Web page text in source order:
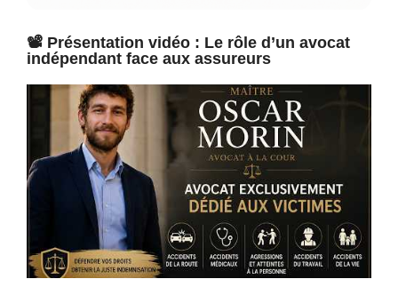
📽️ Présentation vidéo : Le rôle d’un avocat
indépendant face aux assureurs